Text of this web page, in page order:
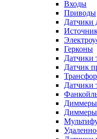
Входы
Приводы
Датчики
Герконы
Датчики
Датчик
Датчики